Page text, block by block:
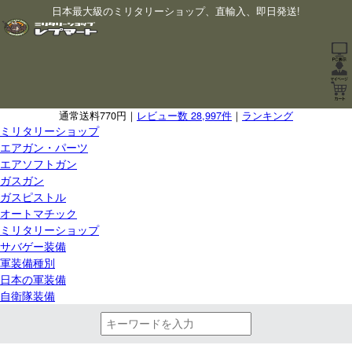
日本最大級のミリタリーショップ、直輸入、即日発送!
通常送料770円｜ レビュー数 28,997件 ｜ ランキング
ミリタリーショップ
エアガン・パーツ
エアソフトガン
ガスガン
ガスピストル
オートマチック
ミリタリーショップ
サバゲー装備
軍装備種別
日本の軍装備
自衛隊装備